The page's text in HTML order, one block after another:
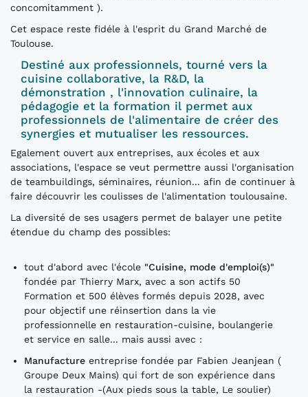
concomitamment ).
Cet espace reste fidéle à l'esprit du Grand Marché de
Toulouse.
Destiné aux professionnels, tourné vers la
cuisine collaborative, la R&D, la
démonstration , l'innovation culinaire, la
pédagogie et la formation il permet aux
professionnels de l'alimentaire de créer des
synergies et mutualiser les ressources.
Egalement ouvert aux entreprises, aux écoles et aux
associations, l'espace se veut permettre aussi l'organisation
de teambuildings, séminaires, réunion... afin de continuer à
faire découvrir les coulisses de l'alimentation toulousaine.
La diversité de ses usagers permet de balayer une petite
étendue du champ des possibles:
tout d'abord avec l'école "Cuisine, mode d'emploi(s)"
fondée par Thierry Marx, avec a son actifs 50
Formation et 500 élèves formés depuis 2028, avec
pour objectif une réinsertion dans la vie
professionnelle en restauration-cuisine, boulangerie
et service en salle... mais aussi avec :
Manufacture entreprise fondée par Fabien Jeanjean (
Groupe Deux Mains) qui fort de son expérience dans
la restauration -(Aux pieds sous la table, Le soulier)